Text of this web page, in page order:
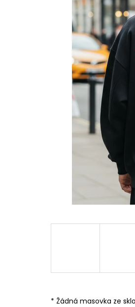
* Žádná masovka ze